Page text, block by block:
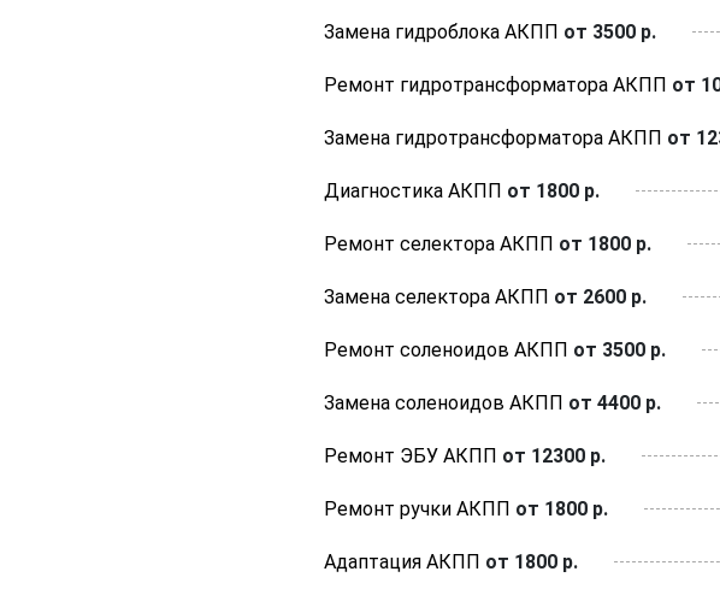
Замена гидроблока АКПП от 3500 р.
Ремонт гидротрансформатора АКПП от
Замена гидротрансформатора АКПП от
Диагностика АКПП от 1800 р.
Ремонт селектора АКПП от 1800 р.
Замена селектора АКПП от 2600 р.
Ремонт соленоидов АКПП от 3500 р.
Замена соленоидов АКПП от 4400 р.
Ремонт ЭБУ АКПП от 12300 р.
Ремонт ручки АКПП от 1800 р.
Адаптация АКПП от 1800 р.